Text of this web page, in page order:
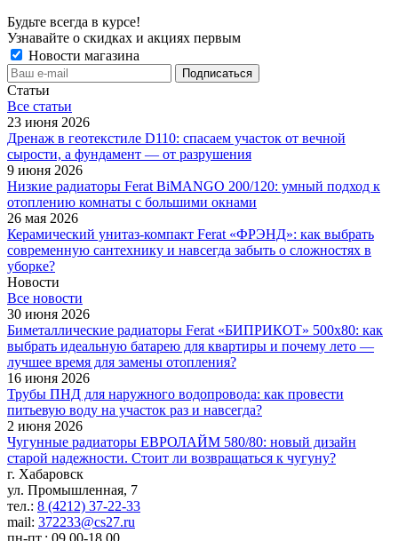
Будьте всегда в курсе!
Узнавайте о скидках и акциях первым
Новости магазина
Статьи
Все cтатьи
23 июня 2026
Дренаж в геотекстиле D110: спасаем участок от вечной
сырости, а фундамент — от разрушения
9 июня 2026
Низкие радиаторы Ferat BiMANGO 200/120: умный подход к
отоплению комнаты с большими окнами
26 мая 2026
Керамический унитаз-компакт Ferat «ФРЭНД»: как выбрать
современную сантехнику и навсегда забыть о сложностях в
уборке?
Новости
Все новости
30 июня 2026
Биметаллические радиаторы Ferat «БИПРИКОТ» 500x80: как
выбрать идеальную батарею для квартиры и почему лето —
лучшее время для замены отопления?
16 июня 2026
Трубы ПНД для наружного водопровода: как провести
питьевую воду на участок раз и навсегда?
2 июня 2026
Чугунные радиаторы ЕВРОЛАЙМ 580/80: новый дизайн
старой надежности. Стоит ли возвращаться к чугуну?
г. Хабаровск
ул. Промышленная, 7
тел.: 8 (4212) 37-22-33
mail: 372233@cs27.ru
пн-пт.: 09.00-18.00